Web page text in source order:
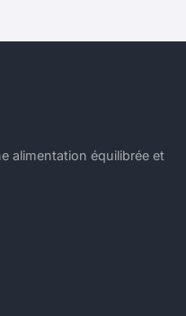
alimentation équilibrée et